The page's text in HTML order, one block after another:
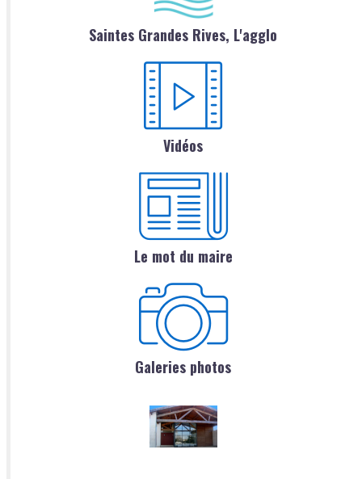
Saintes Grandes Rives, L'agglo
Vidéos
Le mot du maire
Galeries photos